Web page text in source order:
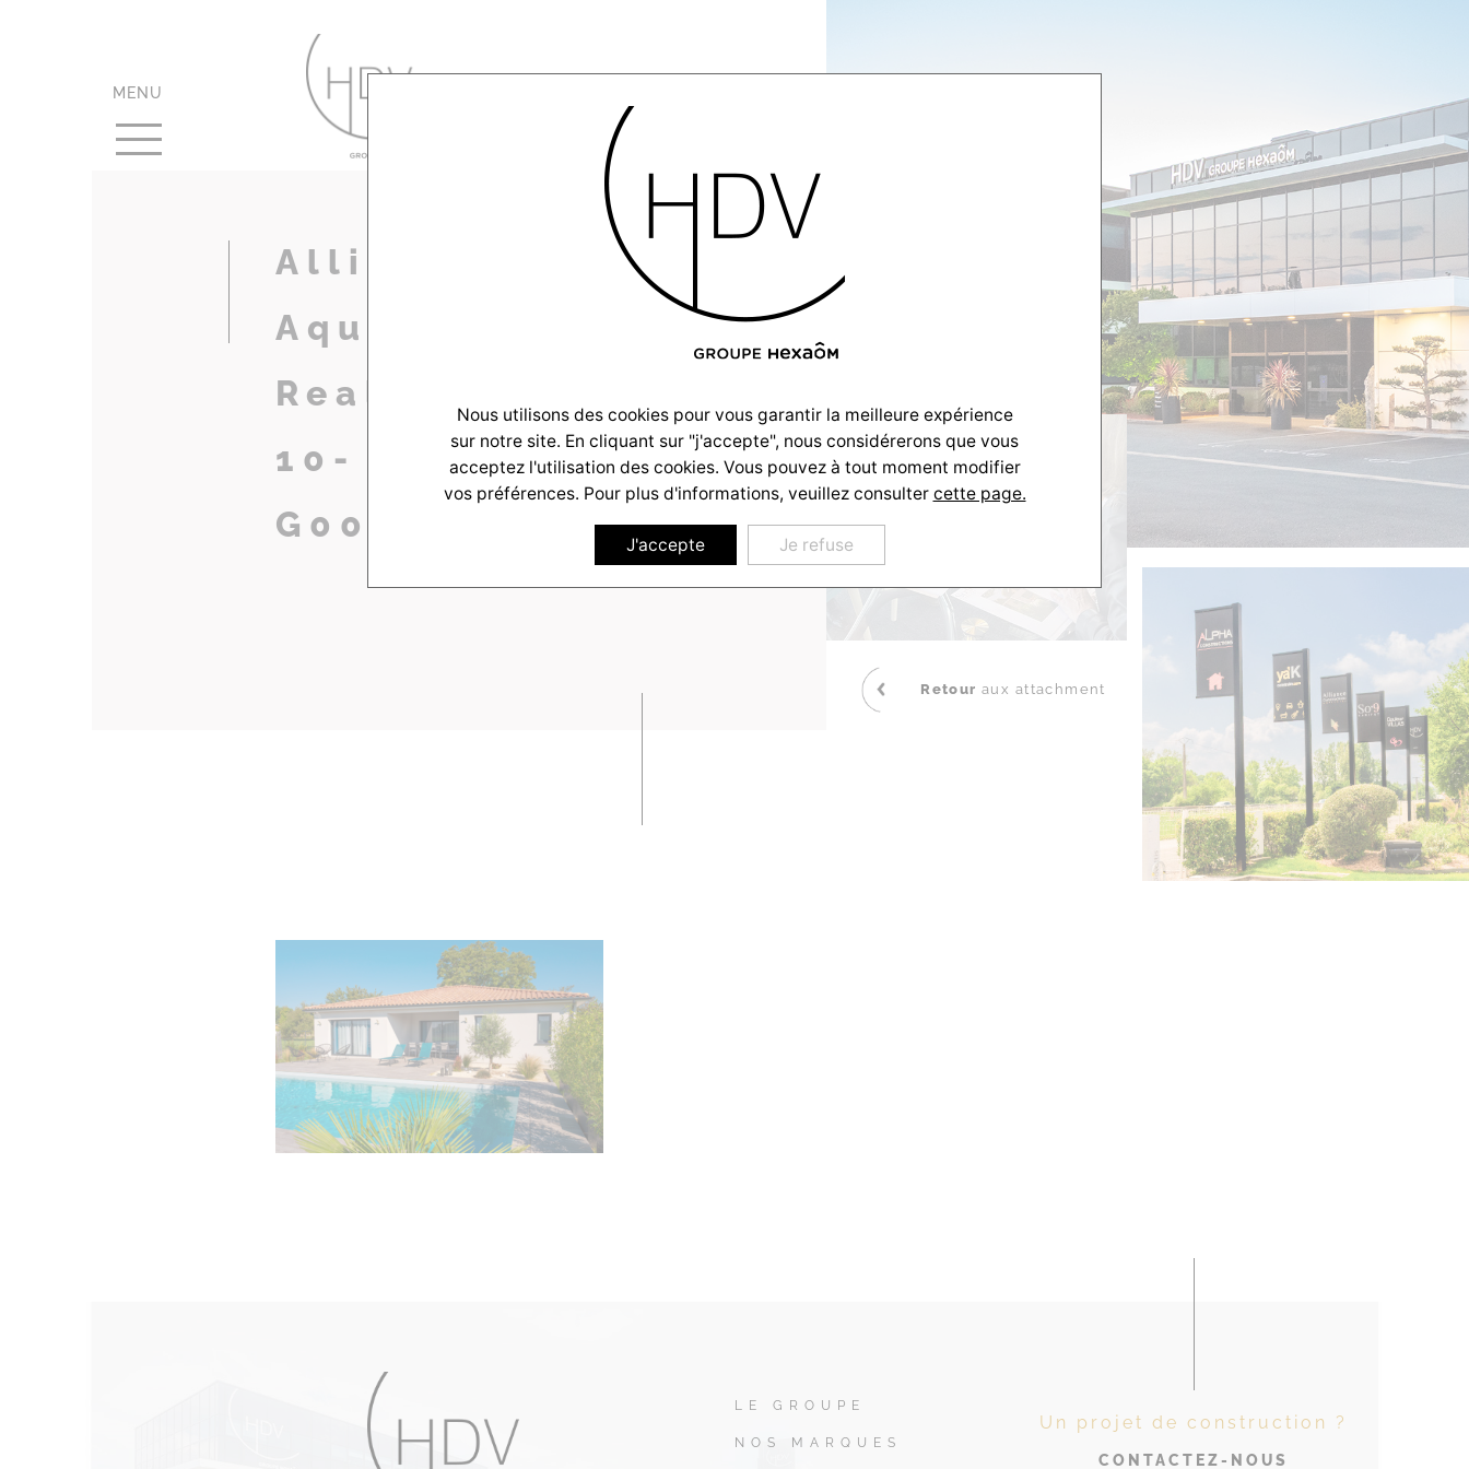
AllianceConstruction-
Aquitaine-
Realisation-2021-
10-
G00_0022_DSCF5240
Retour aux attachment
MENU
LE GROUPE
NOS MARQUES
Un projet de construction ?
CONTACTEZ-NOUS
Nous utilisons des cookies pour vous garantir la meilleure expérience
sur notre site. En cliquant sur "j'accepte", nous considérerons que vous
acceptez l'utilisation des cookies. Vous pouvez à tout moment modifier
vos préférences. Pour plus d'informations, veuillez consulter cette page.
J'accepte Je refuse